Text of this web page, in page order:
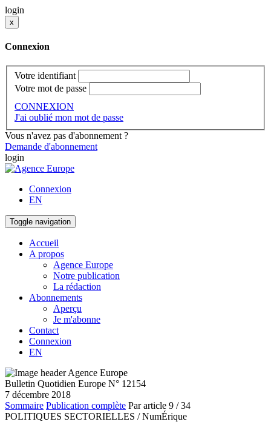
login
x
Connexion
Votre identifiant
Votre mot de passe
CONNEXION
J'ai oublié mon mot de passe
Vous n'avez pas d'abonnement ?
Demande d'abonnement
login
Connexion
EN
Toggle navigation
Accueil
A propos
Agence Europe
Notre publication
La rédaction
Abonnements
Aperçu
Je m'abonne
Contact
Connexion
EN
Bulletin Quotidien Europe N° 12154
7 décembre 2018
Sommaire Publication complète Par article 9 / 34
POLITIQUES SECTORIELLES / NumÉrique